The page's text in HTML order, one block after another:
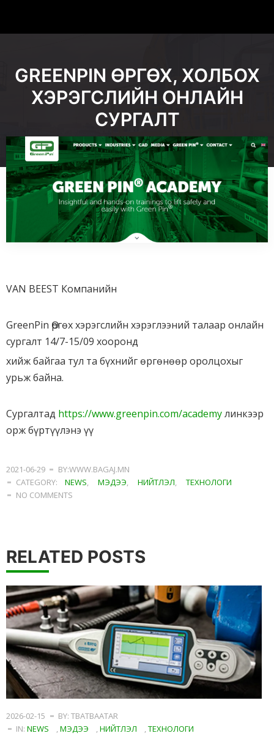
GREENPIN ӨРГӨХ, ХОЛБОХ
ХЭРЭГСЛИЙН ОНЛАЙН
СУРГАЛТ
VAN BEEST Компанийн
GreenPin Өргөх хэрэгслийн хэрэглээний талаар онлайн
сургалт 14/7-15/09 хооронд
хийж байгаа тул та бүхнийг өргөнөөр оролцохыг
урьж байна.
Сургалтад https://www.greenpin.com/academyлинкээр
орж бүртүүлэнэ үү
2021-06-29
BY:WWW.BAGAJ.MN
CATEGORY:
NEWS МЭДЭЭ НИЙТЛЭЛ
ТЕХНОЛОГИ
NO COMMENTS
RELATED POSTS
2026-02-15
BY: TBATBAATAR
IN: NEWS ,МЭДЭЭ ,НИЙТЛЭЛ ,ТЕХНОЛОГИ